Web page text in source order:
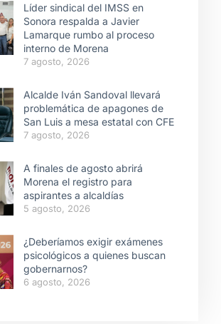
Líder sindical del IMSS en
Sonora respalda a Javier
Lamarque rumbo al proceso
interno de Morena
7 agosto, 2026
Alcalde Iván Sandoval llevará
problemática de apagones de
San Luis a mesa estatal con CFE
7 agosto, 2026
A finales de agosto abrirá
Morena el registro para
aspirantes a alcaldías
5 agosto, 2026
¿Deberíamos exigir exámenes
psicológicos a quienes buscan
gobernarnos?
6 agosto, 2026